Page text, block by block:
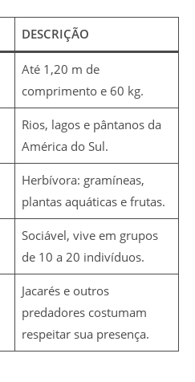
DESCRIÇÃO
Até 1,20 m de
comprimento e 60 kg.
Rios, lagos e pântanos da
América do Sul.
Herbívora: gramíneas,
plantas aquáticas e frutas.
Sociável, vive em grupos
de 10 a 20 indivíduos.
Jacarés e outros
predadores costumam
respeitar sua presença.